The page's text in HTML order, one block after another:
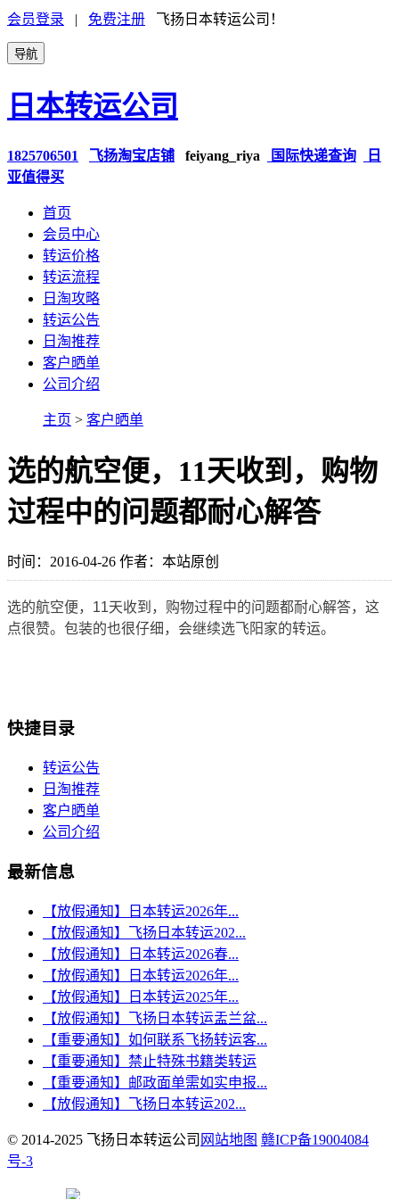
会员登录 | 免费注册 飞扬日本转运公司！
导航
日本转运公司
1825706501 飞扬淘宝店铺 feiyang_riya 国际快递查询
日
亚值得买
首页
会员中心
转运价格
转运流程
日淘攻略
转运公告
日淘推荐
客户晒单
公司介绍
主页 > 客户晒单
选的航空便，11天收到，购物
过程中的问题都耐心解答
时间：2016-04-26 作者：本站原创
选的航空便，11天收到，购物过程中的问题都耐心解答，这
点很赞。包装的也很仔细，会继续选飞阳家的转运。
快捷目录
转运公告
日淘推荐
客户晒单
公司介绍
最新信息
【放假通知】日本转运2026年...
【放假通知】飞扬日本转运202...
【放假通知】日本转运2026春...
【放假通知】日本转运2026年...
【放假通知】日本转运2025年...
【放假通知】飞扬日本转运盂兰盆...
【重要通知】如何联系飞扬转运客...
【重要通知】禁止特殊书籍类转运
【重要通知】邮政面单需如实申报...
【放假通知】飞扬日本转运202...
© 2014-2025 飞扬日本转运公司 网站地图 赣ICP备19004084
号-3